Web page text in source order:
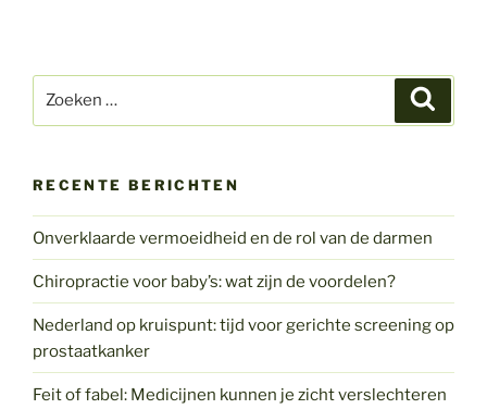
naar:
RECENTE BERICHTEN
Onverklaarde vermoeidheid en de rol van de darmen
Chiropractie voor baby’s: wat zijn de voordelen?
Nederland op kruispunt: tijd voor gerichte screening op
prostaatkanker
Feit of fabel: Medicijnen kunnen je zicht verslechteren